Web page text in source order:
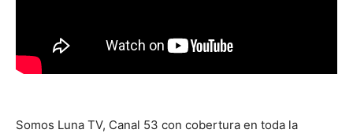
Somos Luna TV, Canal 53 con cobertura en toda la